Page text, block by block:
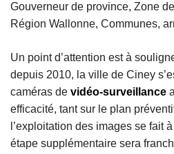
Gouverneur de province, Zone
Région Wallonne, Communes,
Un point d’attention est à
depuis 2010, la ville de Ciney
caméras de vidéo-surveillance
efficacité, tant sur le plan
l’exploitation des images se fait
étape supplémentaire sera